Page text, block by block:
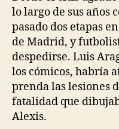
lo largo de sus años
pasado dos etapas
de Madrid, y
despedirse. Luis
los cómicos, habría
prenda las lesiones
fatalidad que
Alexis.